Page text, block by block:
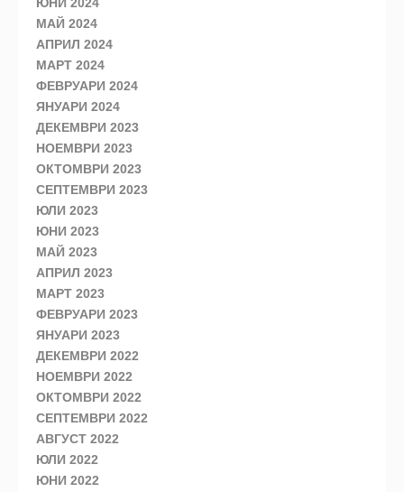
МАЙ 2024
АПРИЛ 2024
МАРТ 2024
ФЕВРУАРИ 2024
ЯНУАРИ 2024
ДЕКЕМВРИ 2023
НОЕМВРИ 2023
ОКТОМВРИ 2023
СЕПТЕМВРИ 2023
ЮЛИ 2023
ЮНИ 2023
МАЙ 2023
АПРИЛ 2023
МАРТ 2023
ФЕВРУАРИ 2023
ЯНУАРИ 2023
ДЕКЕМВРИ 2022
НОЕМВРИ 2022
ОКТОМВРИ 2022
СЕПТЕМВРИ 2022
АВГУСТ 2022
ЮЛИ 2022
ЮНИ 2022